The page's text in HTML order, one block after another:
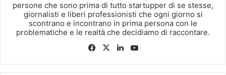
persone che sono prima di tutto startupper di se stesse,
giornalisti e liberi professionisti che ogni giorno si
scontrano e incontrano in prima persona con le
problematiche e le realtà che decidiamo di raccontare.
Facebook
X LinkedIn